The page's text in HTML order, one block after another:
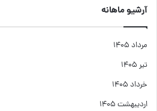
آرشیو ماهانه
مرداد ۱۴۰۵
تیر ۱۴۰۵
خرداد ۱۴۰۵
اردیبهشت ۱۴۰۵